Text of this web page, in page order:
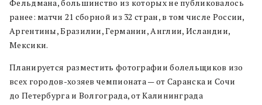
Фельдмана, большинство из которых не публиковалось
ранее: матчи 21 сборной из 32 стран, в том числе России,
Аргентины, Бразилии, Германии, Англии, Исландии,
Мексики.
Планируется разместить фотографии болельщиков изо
всех городов-хозяев чемпионата — от Саранска и Сочи
до Петербурга и Волгограда, от Калининграда